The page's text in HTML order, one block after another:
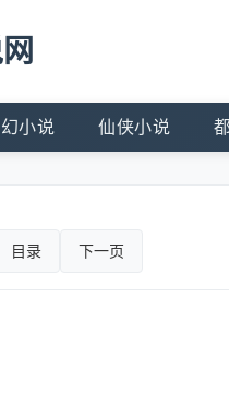
小说 仙侠小说
目录 下一页